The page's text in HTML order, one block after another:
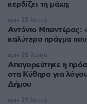
κερδίζει τη μάχη;
Αντόνιο Μπαντέρας:
καλύτερο πράγμα
πριν 25 λεπτά
Απαγορεύτηκε η
στα Κύθηρα για
Δήμου
πριν 28 λεπτά
πριν 29 λεπτά